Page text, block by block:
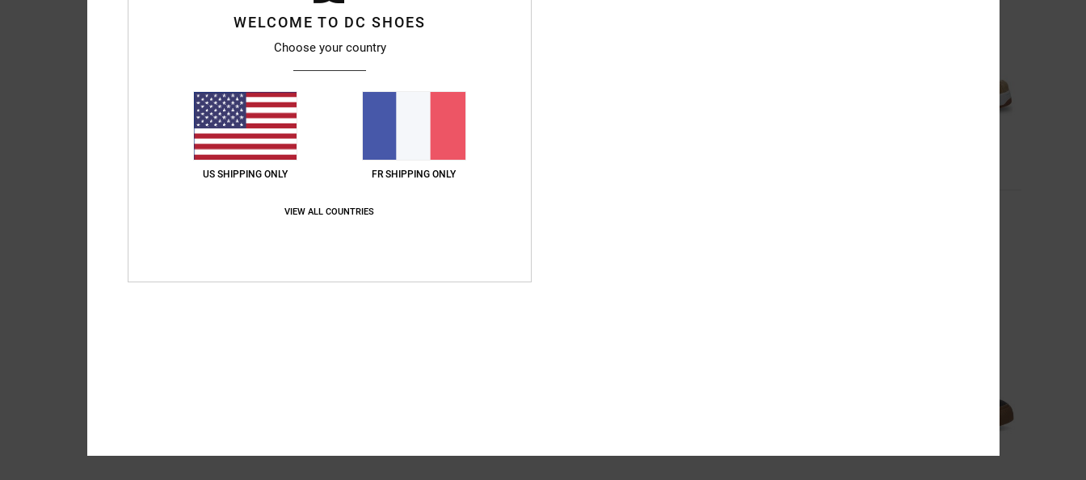
26
BONS PLANS BONS PLANS
WELCOME TO DC SHOES
Choose your country
US SHIPPING ONLY FR SHIPPING ONLY
VIEW ALL COUNTRIES